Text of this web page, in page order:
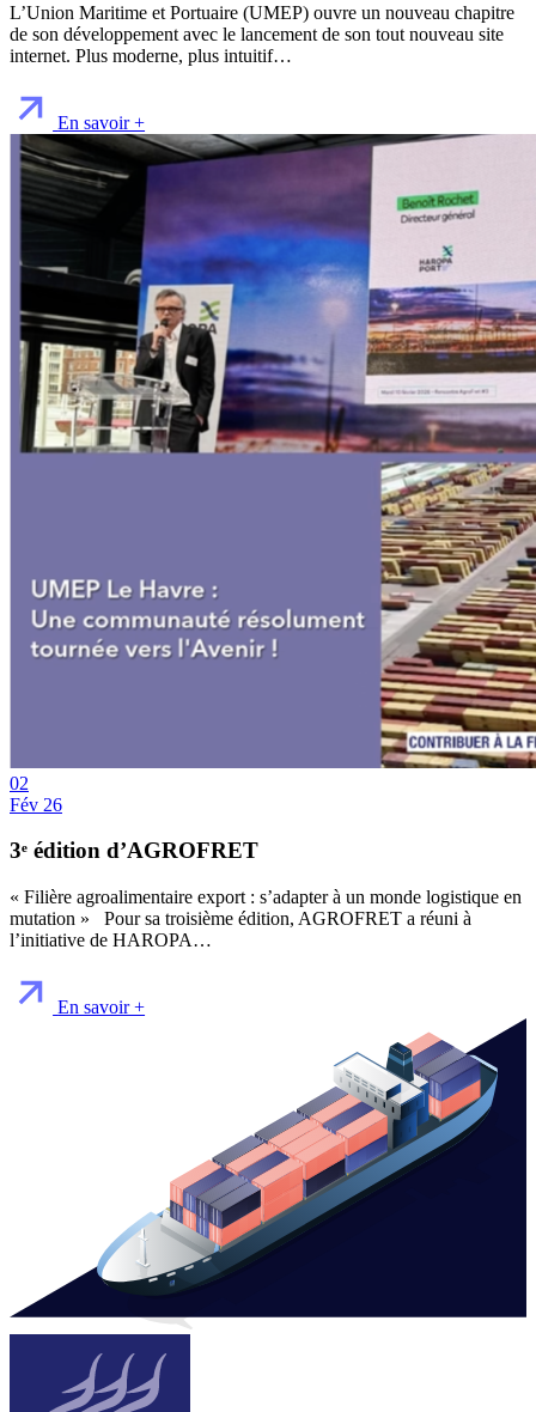
L’Union Maritime et Portuaire (UMEP) ouvre un nouveau chapitre
de son développement avec le lancement de son tout nouveau site
internet. Plus moderne, plus intuitif…
En savoir +
02
Fév 26
3ᵉ édition d’AGROFRET
« Filière agroalimentaire export : s’adapter à un monde logistique en
mutation » Pour sa troisième édition, AGROFRET a réuni à
l’initiative de HAROPA…
En savoir +